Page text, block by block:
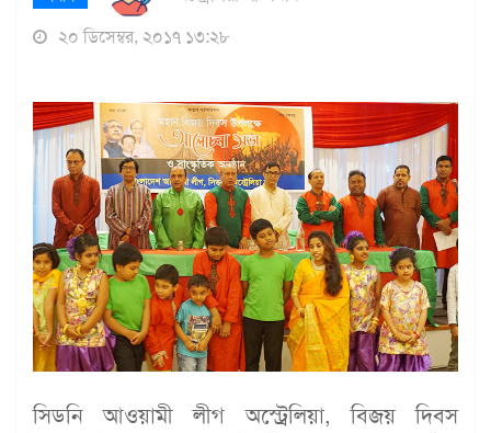
২০ ডিসেম্বর, ২০১৭ ১৩:২৮
সিডনি আওয়ামী লীগ অস্ট্রেলিয়া, বিজয় দিবস